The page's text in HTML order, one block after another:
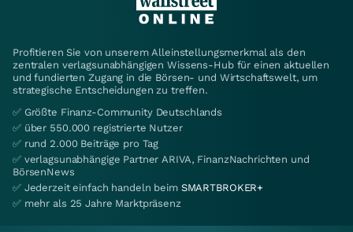
Profitieren Sie von unserem Alleinstellungsmerkmal als den
zentralen verlagsunabhängigen Wissens-Hub für einen aktuellen
und fundierten Zugang in die Börsen- und Wirtschaftswelt, um
strategische Entscheidungen zu treffen.
✅ Größte Finanz-Community Deutschlands
✅ über 550.000 registrierte Nutzer
✅ rund 2.000 Beiträge pro Tag
✅ verlagsunabhängige Partner ARIVA, FinanzNachrichten und
BörsenNews
✅ Jederzeit einfach handeln beim SMARTBROKER+
✅ mehr als 25 Jahre Marktpräsenz